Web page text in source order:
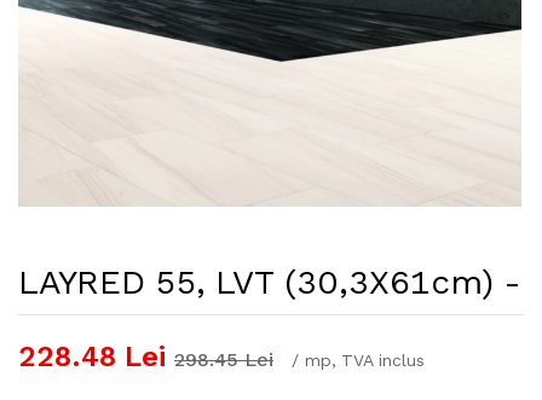
LAYRED 55, LVT (30,3X61cm) -
228.48 Lei 298.45 Lei / mp, TVA inclus